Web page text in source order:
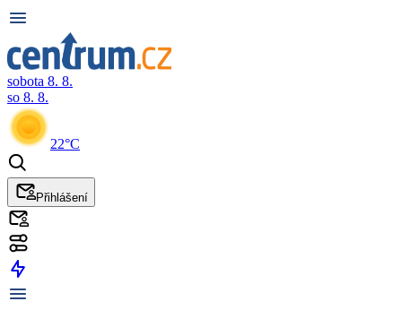
sobota 8. 8.
so 8. 8.
22°C
Přihlášení